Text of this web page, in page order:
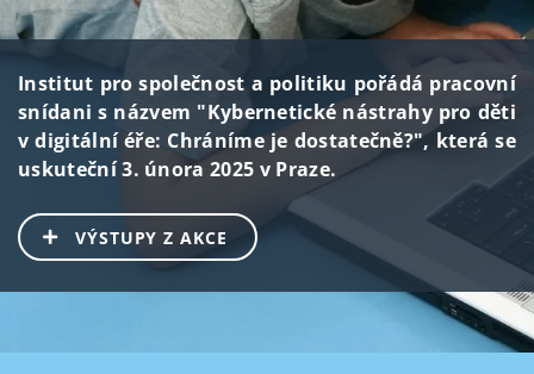
Institut pro společnost a politiku pořádá pracovní
snídani s názvem "Kybernetické nástrahy pro děti
v digitální éře: Chráníme je dostatečně?", která se
uskuteční 3. února 2025 v Praze.
VÝSTUPY Z AKCE